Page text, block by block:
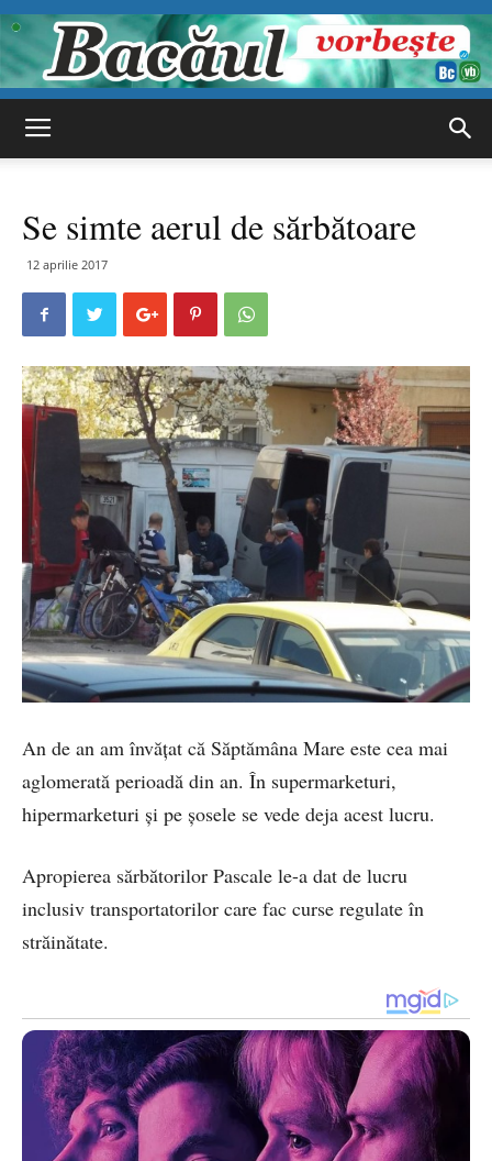
vorbește
Se simte aerul de sărbătoare
12 aprilie 2017
An de an am învăţat că Săptămâna Mare este cea mai
aglomerată perioadă din an. În supermarketuri,
hipermarketuri şi pe şosele se vede deja acest lucru.
Apropierea sărbătorilor Pascale le-a dat de lucru
inclusiv transportatorilor care fac curse regulate în
străinătate.